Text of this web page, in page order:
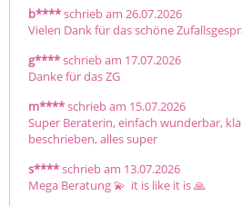
b****schrieb am 26.07.2026
Vielen Dank für das schöne
g****schrieb am 17.07.2026
Danke für das ZG
m****schrieb am 15.07.2026
Super Beraterin, einfach wunderbar,
beschrieben, alles super
s****schrieb am 13.07.2026
Mega Beratung 💫  it is like it is 🙏